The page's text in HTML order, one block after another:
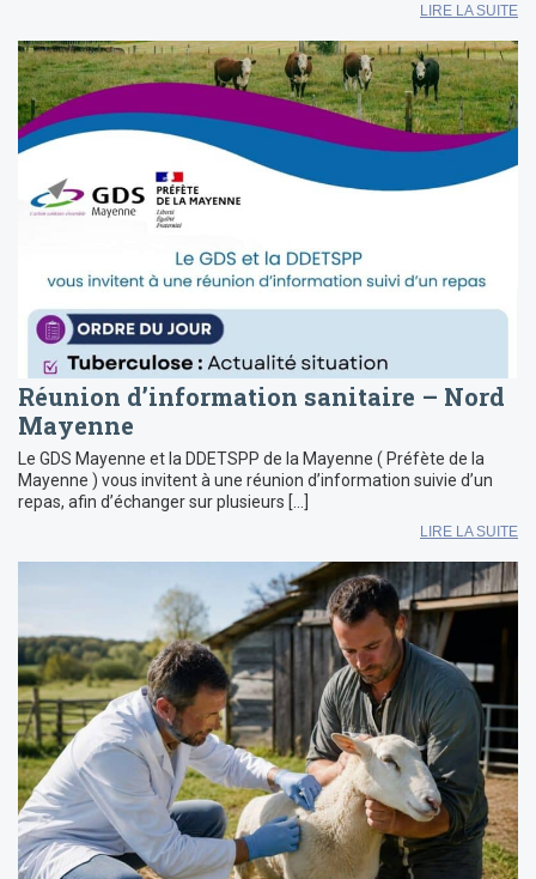
LIRE LA SUITE
Réunion d’information sanitaire – Nord
Mayenne
Le GDS Mayenne et la DDETSPP de la Mayenne ( Préfète de la
Mayenne ) vous invitent à une réunion d’information suivie d’un
repas, afin d’échanger sur plusieurs […]
LIRE LA SUITE